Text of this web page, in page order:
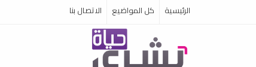
الرئيسية كل المواضيع الاتصال بنا